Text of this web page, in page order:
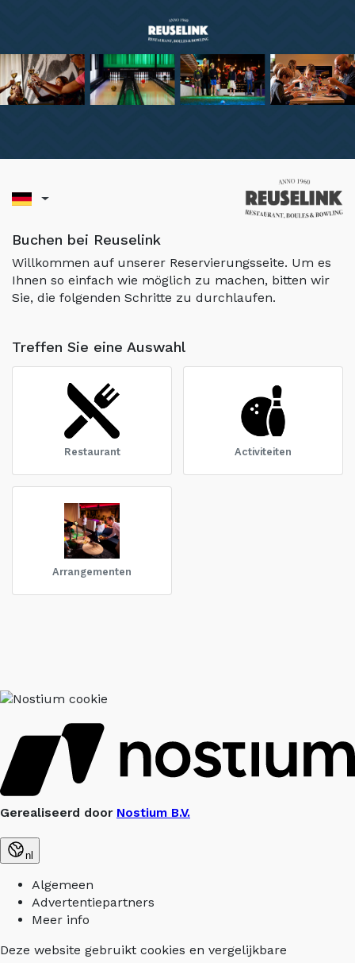
Buchen bei Reuselink
Willkommen auf unserer Reservierungsseite. Um es
Ihnen so einfach wie möglich zu machen, bitten wir
Sie, die folgenden Schritte zu durchlaufen.
Treffen Sie eine Auswahl
Restaurant Activiteiten
Arrangementen